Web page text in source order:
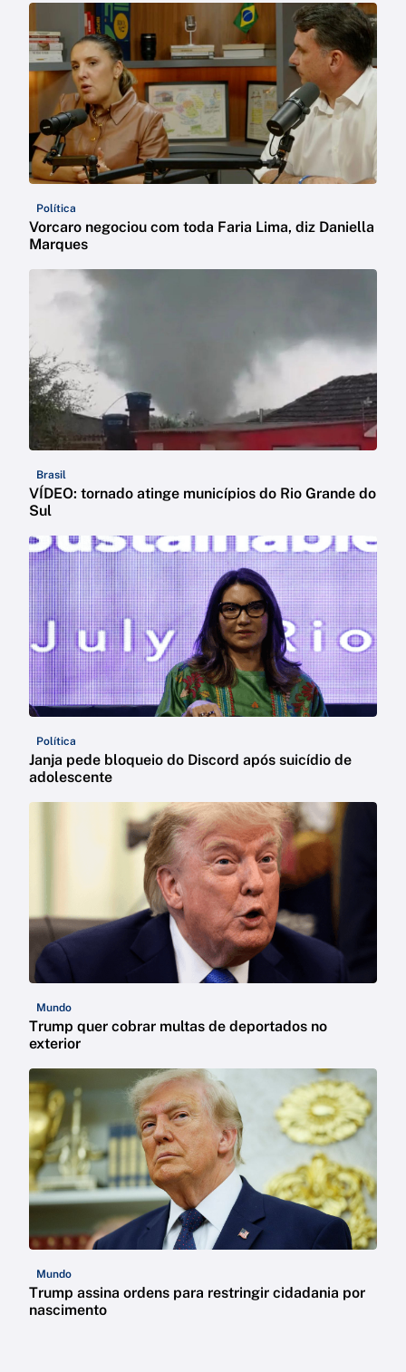
Política
Vorcaro negociou com toda Faria Lima, diz Daniella
Marques
Brasil
VÍDEO: tornado atinge municípios do Rio Grande do
Sul
Política
Janja pede bloqueio do Discord após suicídio de
adolescente
Mundo
Trump quer cobrar multas de deportados no
exterior
Mundo
Trump assina ordens para restringir cidadania por
nascimento